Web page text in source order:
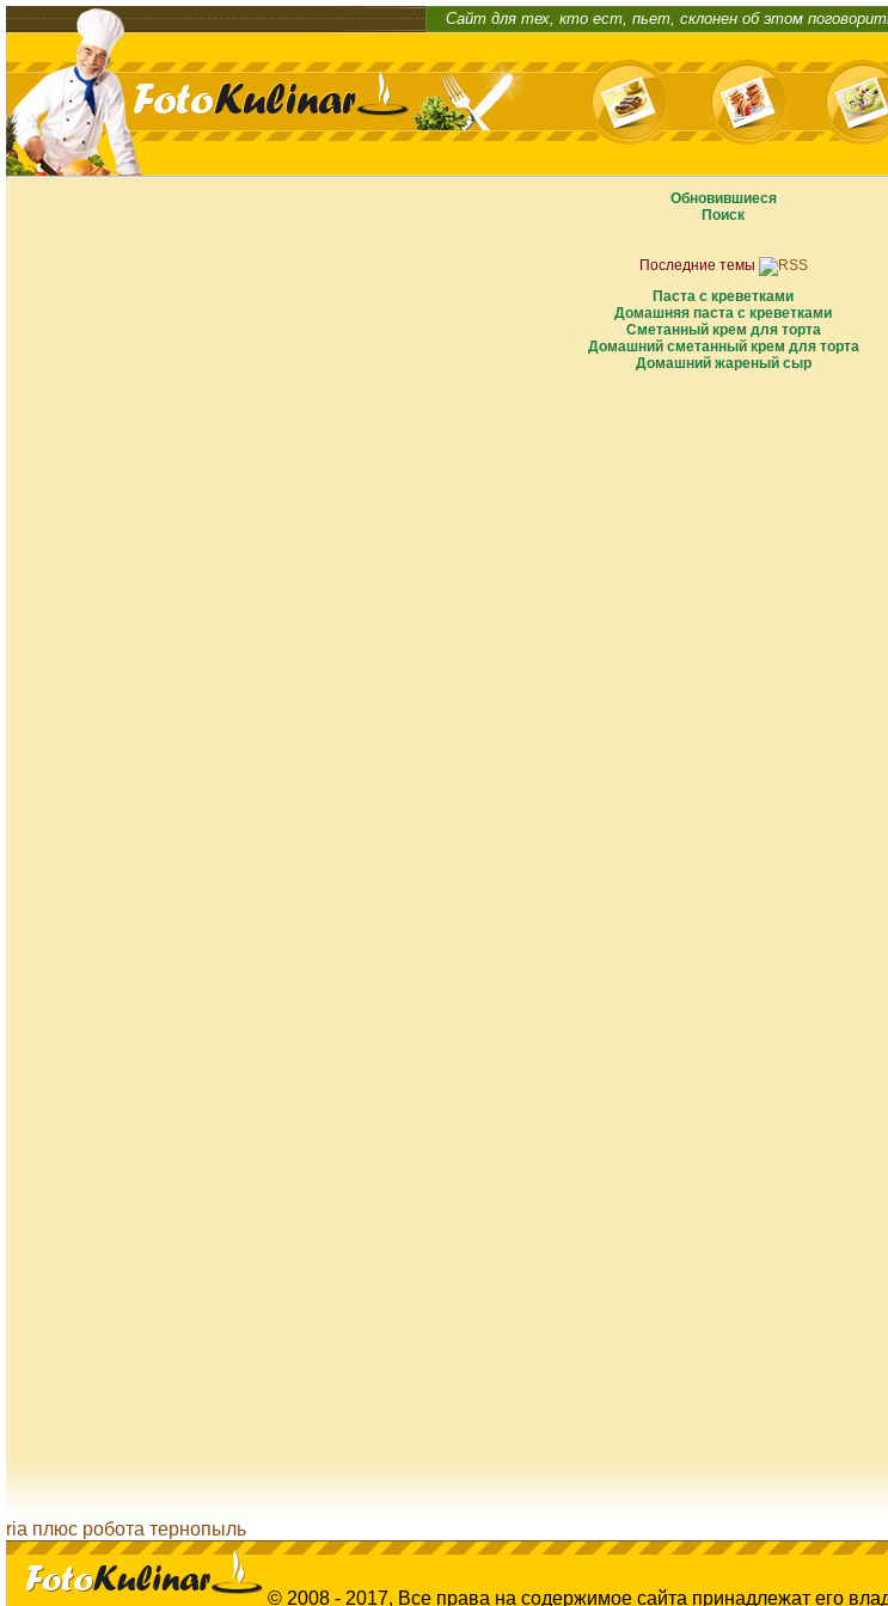
Сайт для тех, кто ест, пьет, склонен об этом
Обновившиеся
Поиск
Последние темы
Паста с креветками
Домашняя паста с креветками
Сметанный крем для торта
Домашний сметанный крем для торта
Домашний жареный сыр
ria плюс робота тернопыль
© 2008 - 2017, Все права на содержимое сайта принадлежат его